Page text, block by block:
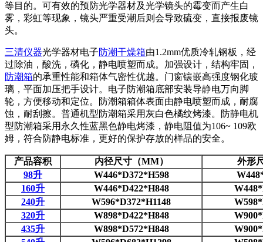
等目的。可有效的预防光学器材及光学镜头的霉变而产生白
雾，彩虹等现象，镜头严重受潮后则会导致硫变，直接报废镜
头。
三清仪器光学器材电子防潮干燥箱由1.2mm优质冷轧钢板，经
过除油，酸洗，磷化，静电喷塑而成。加强设计，结构牢固，
防潮箱的承重性能和箱体气密性优越。门窗镶嵌高强度钢化玻
璃，平面加压把手设计。电子防潮箱底部安装导静电万向脚
轮，方便移动和定位。防潮箱箱体表面由静电喷塑而成，耐腐
蚀，耐刮擦。普通机型防潮箱采用灰白色橘纹烤漆。防静电机
型防潮箱采用永久性蓝黑色静电烤漆，静电阻值为106~ 109欧
姆，符合防静电标准，更好的保护存放的样品的安全。
产品容积 内径尺寸（MM）
外形
98升
W446*D372*H598
160升
W446*D422*H848
240升
W596*D372*H1148
320升
W898*D422*H848
435升
W898*D572*H848